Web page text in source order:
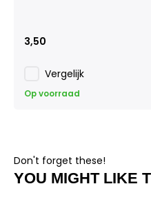
3,50
Vergelijk
Op voorraad
Don't forget these!
YOU MIGHT LIKE